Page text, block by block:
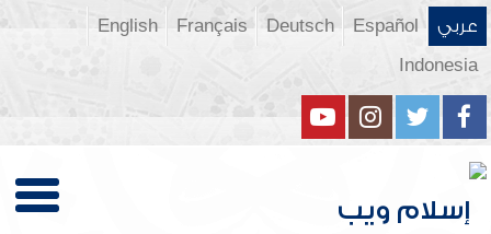
عربي Español
Deutsch
Français
English
Indonesia